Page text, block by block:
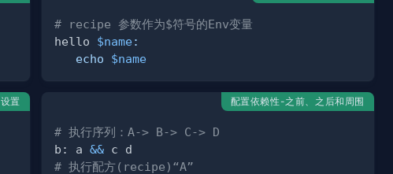
# recipe 参数作为$符号的Env变量
hello $name:
echo
$name
设置 配置依赖性-之前、之后和周围
# 执行序列：A-> B-> C-> D
b: a &&
# 执行配方(recipe)“A”